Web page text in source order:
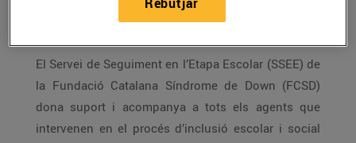
El Servei de Seguiment en l’Etapa Escolar (SSEE) de
la Fundació Catalana Síndrome de Down (FCSD)
dona suport i acompanya a tots els agents que
intervenen en el procés d’inclusió escolar i social